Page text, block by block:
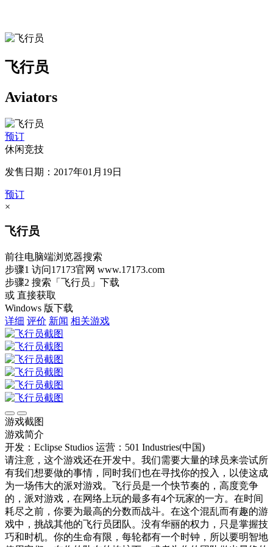
飞行员
Aviators
预订
休闲竞技
发售日期：2017年01月19日
预订
×
飞行员
前往电脑端浏览器搜索
步骤1 访问17173官网 www.17173.com
步骤2 搜索 「飞行员」 下载
或 直接获取
Windows 版下载
详细 评价 新闻 相关游戏
游戏截图
游戏简介
开发：Eclipse Studios 运营：501 Industries(中国)
请注意，这个游戏还在开发中。我们需要大量的球员来尝试所
有我们想要做的事情，同时我们也在寻找你的投入，以使这成
为一场伟大的派对游戏。飞行员是一个快节奏的，高度竞争
的，派对游戏，在网络上玩的最多有4个玩家的一方。在时间
耗尽之前，你要为最高的分数而战斗。在这个混乱而有趣的游
戏中，挑战其他的飞行员团队。没有华丽的权力，只是掌握技
巧和时机。你的生命有限，每轮都有一个时钟，所以要明智地